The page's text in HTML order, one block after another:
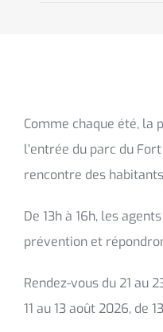
Comme chaque été, la
l’entrée du parc du
rencontre des
De 13h à 16h, les
prévention et
Rendez-vous du 21 au
11 au 13 août 2026, de